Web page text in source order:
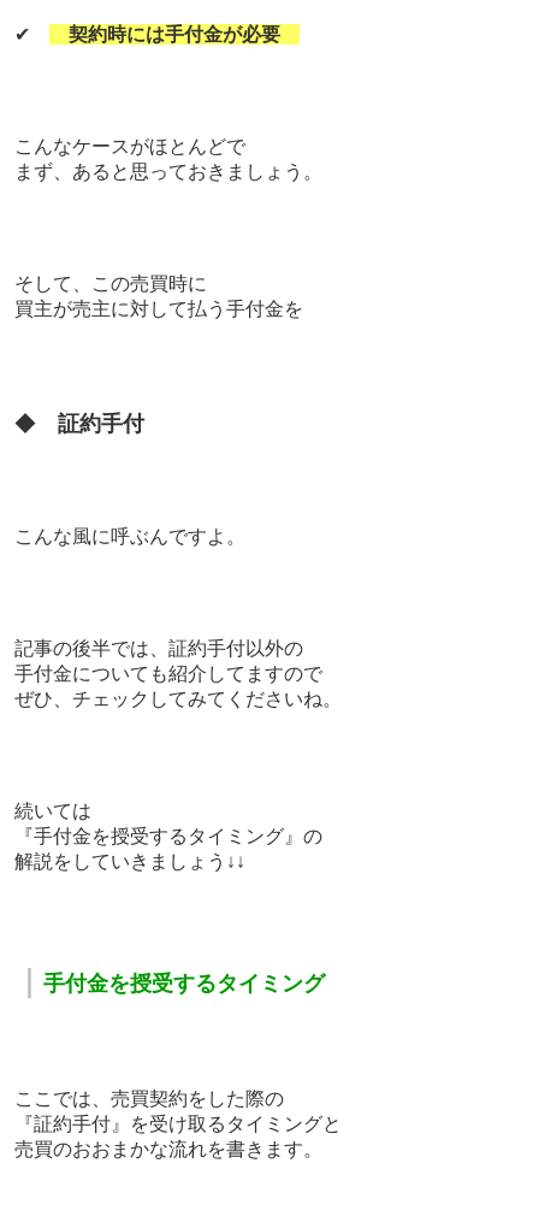
✔ 契約時には手付金が必要
こんなケースがほとんどで
まず、あると思っておきましょう。
そして、
この売買時に
買主が売主に対して払う手付金を
◆ 証約手付
こんな風に呼ぶんですよ。
記事の後半では、 証約手付以外の
手付金についても紹介してますので
ぜひ、チェックしてみてくださいね。
続いては
『手付金を授受するタイミング』の
解説をしていきましょう↓↓
手付金を授受するタイミング
ここでは、 売買契約をした際の
『証約手付』を受け取るタイミングと
売買のおおまかな流れを書きます。